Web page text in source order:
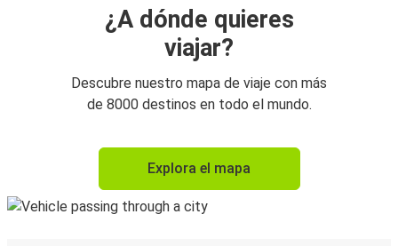
¿A dónde quieres
viajar?
Descubre nuestro mapa de viaje con más
de 8000 destinos en todo el mundo.
Explora el mapa